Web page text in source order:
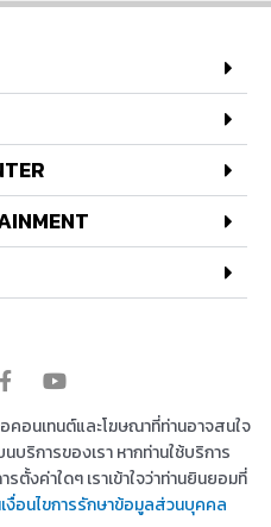
คอนเทนต์และโฆษณาที่ท่านอาจสนใจ
ริการของเรา หากท่านใช้บริการ
ตั้งค่าใดๆ เราเข้าใจว่าท่านยินยอมที่
งื่อนไขการรักษาข้อมูลส่วนบุคคล
reserved
องศา เอ็นเตอร์เทนเม้น